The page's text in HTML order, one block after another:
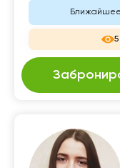
Ближайшее